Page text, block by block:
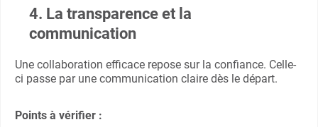
4. La transparence et la
communication
Une collaboration efficace repose sur la confiance. Celle-
ci passe par une communication claire dès le départ.
Points à vérifier :